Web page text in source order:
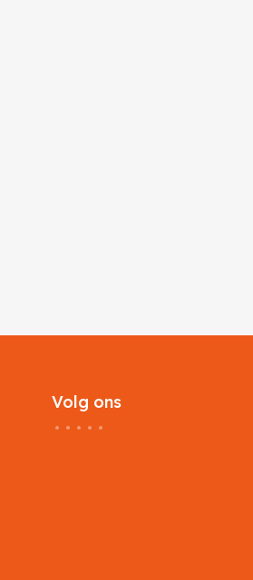
Volg ons